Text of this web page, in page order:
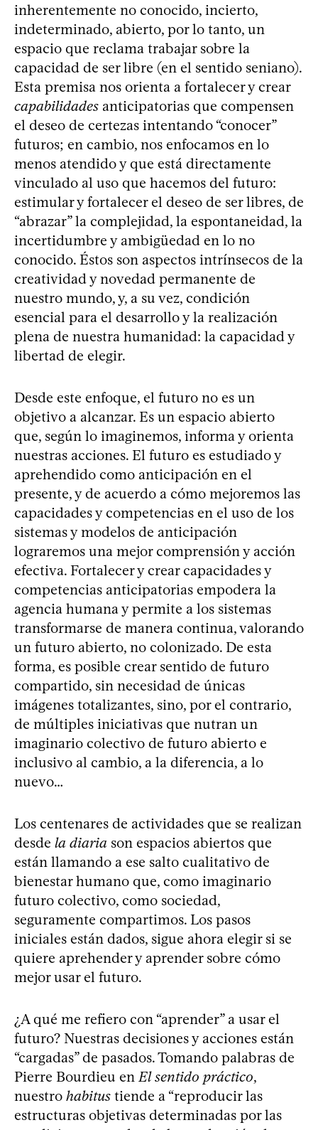
inherentemente no conocido, incierto,
indeterminado, abierto, por lo tanto, un
espacio que reclama trabajar sobre la
capacidad de ser libre (en el sentido seniano).
Esta premisa nos orienta a fortalecer y crear
capabilidades anticipatorias que compensen
el deseo de certezas intentando “conocer”
futuros; en cambio, nos enfocamos en lo
menos atendido y que está directamente
vinculado al uso que hacemos del futuro:
estimular y fortalecer el deseo de ser libres, de
“abrazar” la complejidad, la espontaneidad, la
incertidumbre y ambigüedad en lo no
conocido. Éstos son aspectos intrínsecos de la
creatividad y novedad permanente de
nuestro mundo, y, a su vez, condición
esencial para el desarrollo y la realización
plena de nuestra humanidad: la capacidad y
libertad de elegir.
Desde este enfoque, el futuro no es un
objetivo a alcanzar. Es un espacio abierto
que, según lo imaginemos, informa y orienta
nuestras acciones. El futuro es estudiado y
aprehendido como anticipación en el
presente, y de acuerdo a cómo mejoremos las
capacidades y competencias en el uso de los
sistemas y modelos de anticipación
lograremos una mejor comprensión y acción
efectiva. Fortalecer y crear capacidades y
competencias anticipatorias empodera la
agencia humana y permite a los sistemas
transformarse de manera continua, valorando
un futuro abierto, no colonizado. De esta
forma, es posible crear sentido de futuro
compartido, sin necesidad de únicas
imágenes totalizantes, sino, por el contrario,
de múltiples iniciativas que nutran un
imaginario colectivo de futuro abierto e
inclusivo al cambio, a la diferencia, a lo
nuevo…
Los centenares de actividades que se realizan
desde la diaria son espacios abiertos que
están llamando a ese salto cualitativo de
bienestar humano que, como imaginario
futuro colectivo, como sociedad,
seguramente compartimos. Los pasos
iniciales están dados, sigue ahora elegir si se
quiere aprehender y aprender sobre cómo
mejor usar el futuro.
¿A qué me refiero con “aprender” a usar el
futuro? Nuestras decisiones y acciones están
“cargadas” de pasados. Tomando palabras de
Pierre Bourdieu enEl sentido práctico,
nuestro habitus tiende a “reproducir las
estructuras objetivas determinadas por las